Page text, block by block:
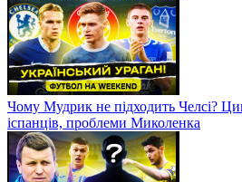
Чому Мудрик не підходить Челсі?
іспанців, проблеми Миколенка